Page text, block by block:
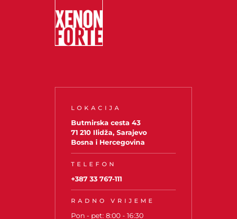
LOKACIJA
Butmirska cesta 43
71 210 Ilidža, Sarajevo
Bosna i Hercegovina
TELEFON
+387 33 767-111
RADNO VRIJEME
Pon - pet: 8:00 - 16:30